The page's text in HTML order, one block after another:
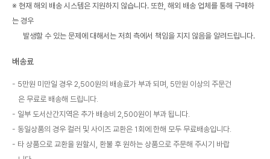
※ 현재 해외 배송 시스템은 지원하지 않습니다. 또한, 해외 배송 업체를 통해 구매하
는 경우
발생할 수 있는 문제에 대해서는 저희 측에서 책임을 지지 않음을 알려드립니다.
배송료
5만원 미만일 경우 2,500원의 배송료가 부과 되며, 5만원 이상의 주문건
은 무료로 배송해 드립니다.
일부 도서산간지역은 추가 배송비 2,500원이 부과 됩니다.
동일상품의 경우 컬러 및 사이즈 교환은 1회에 한해 모두 무료배송입니다.
타 상품으로 교환을 원할시, 환불 후 원하는 상품으로 주문해 주시기 바랍